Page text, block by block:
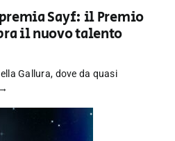
Sayf: il Premio
il nuovo talento
Gallura, dove da quasi